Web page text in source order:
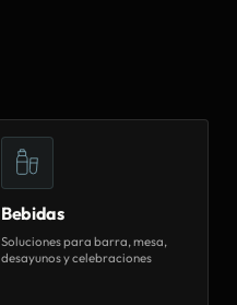
Bebidas
Soluciones para barra, mesa,
desayunos y celebraciones